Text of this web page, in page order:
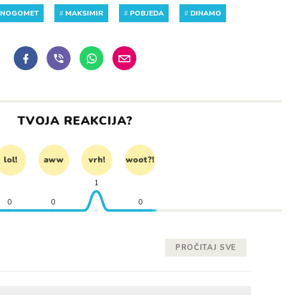
NOGOMET # MAKSIMIR # POBJEDA # DINAMO
TVOJA REAKCIJA?
lol! aww vrh! woot?!
0 0
1
0
PROČITAJ SVE